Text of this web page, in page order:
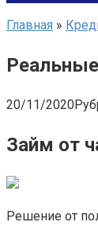
Главная »
20/11/2020
Займ от
Решение от